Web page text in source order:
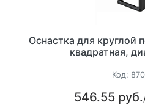
Оснастка для круглой
квадратная,
Код:
546.55 руб.